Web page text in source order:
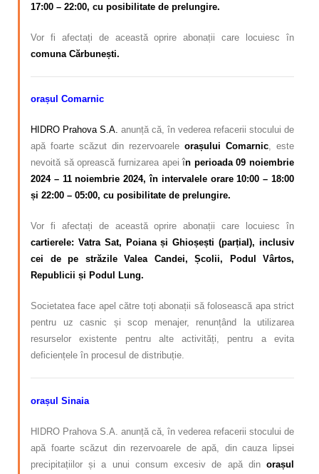
17:00 – 22:00, cu posibilitate de prelungire.
Vor fi afectați de această oprire abonații care locuiesc în
comuna Cărbunești.
orașul Comarnic
HIDRO Prahova S.A. anunță că, în vederea refacerii stocului de
apă foarte scăzut din rezervoarele orașului Comarnic, este
nevoită să oprească furnizarea apeiîn perioada 09 noiembrie
2024 – 11 noiembrie 2024, în intervalele orare 10:00 – 18:00
și 22:00 – 05:00, cu posibilitate de prelungire.
Vor fi afectați de această oprire abonații care locuiesc în
cartierele: Vatra Sat, Poiana și Ghioșești (parțial), inclusiv
cei de pe străzile Valea Candei, Școlii, Podul Vârtos,
Republicii și Podul Lung.
Societatea face apel către toți abonații să folosească apa strict
pentru uz casnic și scop menajer, renunțând la utilizarea
resurselor existente pentru alte activități, pentru a evita
deficiențele în procesul de distribuție.
orașul Sinaia
HIDRO Prahova S.A. anunță că, în vederea refacerii stocului de
apă foarte scăzut din rezervoarele de apă, din cauza lipsei
precipitațiilor și a unui consum excesiv de apă din orașul